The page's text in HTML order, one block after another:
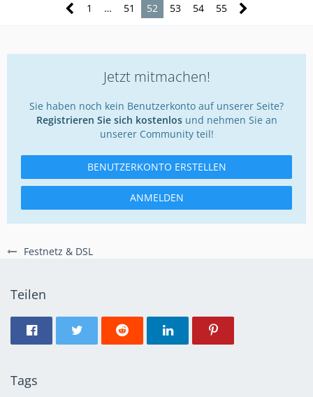
Festnetz & DSL
1 … 51 52 53 54 55
Jetzt mitmachen!
Sie haben noch kein Benutzerkonto auf unserer Seite?
Registrieren Sie sich kostenlosund nehmen Sie an
unserer Community teil!
BENUTZERKONTO ERSTELLEN
ANMELDEN
Teilen
Tags